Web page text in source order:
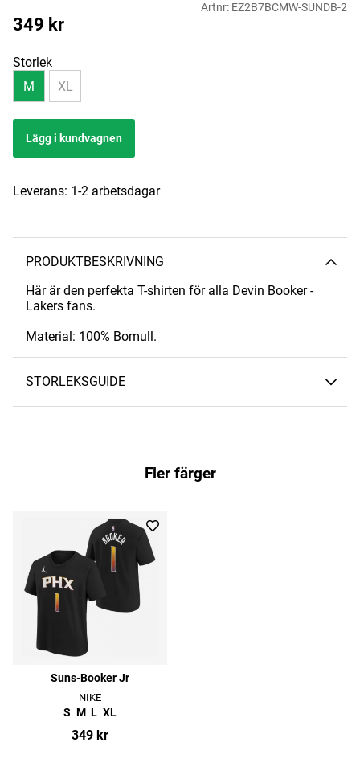
Artnr: EZ2B7BCMW-SUNDB-2
349 kr
Storlek
M
XL
Lägg i kundvagnen
Leverans: 1-2 arbetsdagar
PRODUKTBESKRIVNING
Här är den perfekta T-shirten för alla Devin Booker -
Lakers fans.
Material: 100% Bomull.
STORLEKSGUIDE
Fler färger
Suns-Booker Jr
NIKE
S M L XL
349 kr